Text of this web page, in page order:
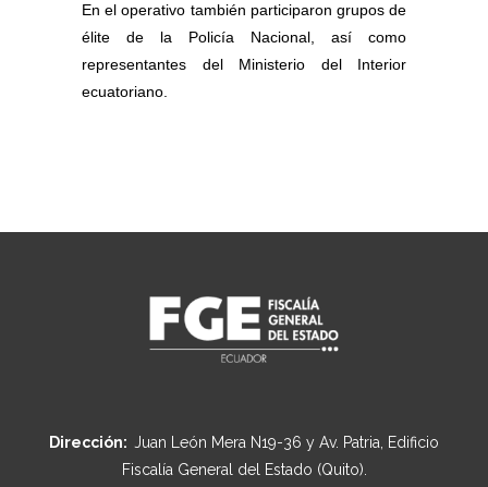
En el operativo también participaron grupos de
élite de la Policía Nacional, así como
representantes del Ministerio del Interior
ecuatoriano.
Dirección: Juan León Mera N19-36 y Av. Patria, Edificio
Fiscalía General del Estado (Quito).